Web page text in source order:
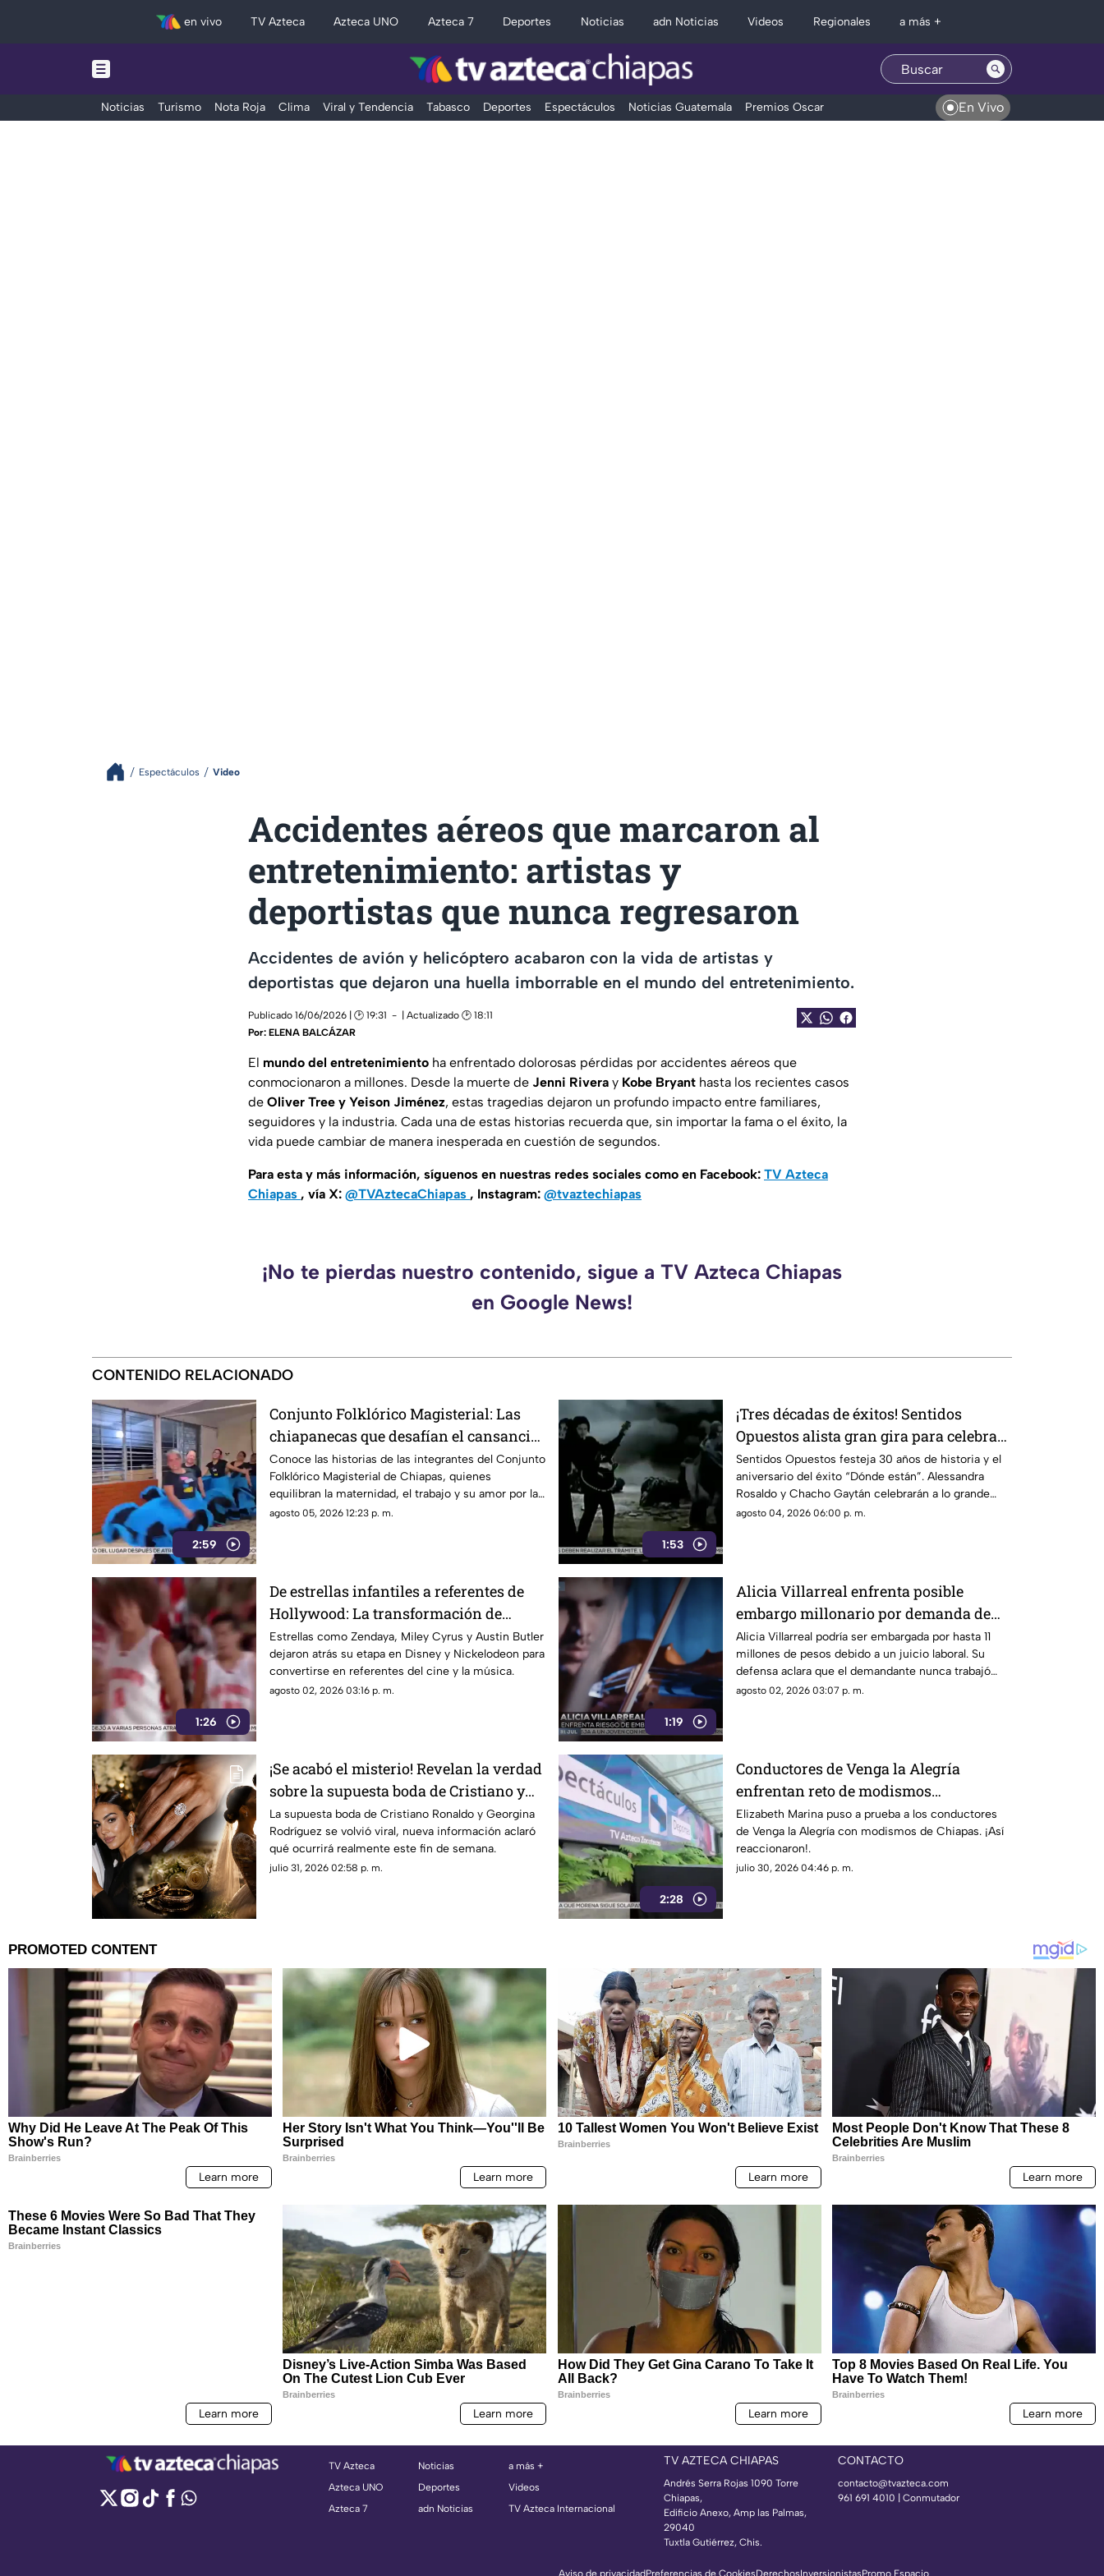
en vivo TV Azteca Azteca UNO Azteca 7 Deportes Noticias adn Noticias Videos Regionales a más +
Noticias Turismo Nota Roja Clima Viral y Tendencia Tabasco Deportes Espectáculos Noticias Guatemala Premios Oscar En Vivo
Espectáculos Video
Accidentes aéreos que marcaron al
entretenimiento: artistas y
deportistas que nunca regresaron
Accidentes de avión y helicóptero acabaron con la vida de artistas y
deportistas que dejaron una huella imborrable en el mundo del entretenimiento.
Publicado 16/06/2026 | 🕑 19:31
| Actualizado 🕑 18:11
Por: ELENA BALCÁZAR
El mundo del entretenimiento ha enfrentado dolorosas pérdidas por accidentes aéreos que
conmocionaron a millones. Desde la muerte de Jenni Rivera y Kobe Bryant hasta los recientes casos
de Oliver Tree y Yeison Jiménez, estas tragedias dejaron un profundo impacto entre familiares,
seguidores y la industria. Cada una de estas historias recuerda que, sin importar la fama o el éxito, la
vida puede cambiar de manera inesperada en cuestión de segundos.
Para esta y más información, síguenos en nuestras redes sociales como en Facebook: TV Azteca
Chiapas , vía X: @TVAztecaChiapas , Instagram: @tvaztechiapas
¡No te pierdas nuestro contenido, sigue a TV Azteca Chiapas
en Google News!
CONTENIDO RELACIONADO
2:59
Conjunto Folklórico Magisterial: Las
chiapanecas que desafían el cansancio
para mantener viva su pasión por la
danza
Conoce las historias de las integrantes del Conjunto
Folklórico Magisterial de Chiapas, quienes
equilibran la maternidad, el trabajo y su amor por la
danza.
agosto 05, 2026 12:23 p. m.
1:53
¡Tres décadas de éxitos! Sentidos
Opuestos alista gran gira para celebrar
su trayectoria
Sentidos Opuestos festeja 30 años de historia y el
aniversario del éxito “Dónde están”. Alessandra
Rosaldo y Chacho Gaytán celebrarán a lo grande
con una nueva gira.
agosto 04, 2026 06:00 p. m.
1:26
De estrellas infantiles a referentes de
Hollywood: La transformación de
Zendaya, Miley y Austin Butler
Estrellas como Zendaya, Miley Cyrus y Austin Butler
dejaron atrás su etapa en Disney y Nickelodeon para
convertirse en referentes del cine y la música.
agosto 02, 2026 03:16 p. m.
1:19
Alicia Villarreal enfrenta posible
embargo millonario por demanda de
extrabajador de Cruz Martínez
Alicia Villarreal podría ser embargada por hasta 11
millones de pesos debido a un juicio laboral. Su
defensa aclara que el demandante nunca trabajó
para ella.
agosto 02, 2026 03:07 p. m.
¡Se acabó el misterio! Revelan la verdad
sobre la supuesta boda de Cristiano y
Georgina
La supuesta boda de Cristiano Ronaldo y Georgina
Rodríguez se volvió viral, nueva información aclaró
qué ocurrirá realmente este fin de semana.
julio 31, 2026 02:58 p. m.
2:28
Conductores de Venga la Alegría
enfrentan reto de modismos
chiapanecos ¡Arrecha la que no grite!
Elizabeth Marina puso a prueba a los conductores
de Venga la Alegría con modismos de Chiapas. ¡Así
reaccionaron!.
julio 30, 2026 04:46 p. m.
TV Azteca
Azteca UNO
Azteca 7
Noticias
Deportes
adn Noticias
a más +
Videos
TV Azteca Internacional
TV AZTECA CHIAPAS
Andrés Serra Rojas 1090 Torre
Chiapas,
Edificio Anexo, Amp las Palmas,
29040
Tuxtla Gutiérrez, Chis.
CONTACTO
contacto@tvazteca.com
961 691 4010 | Conmutador
Aviso de privacidadPreferencias de CookiesDerechosInversionistasPromo Espacio